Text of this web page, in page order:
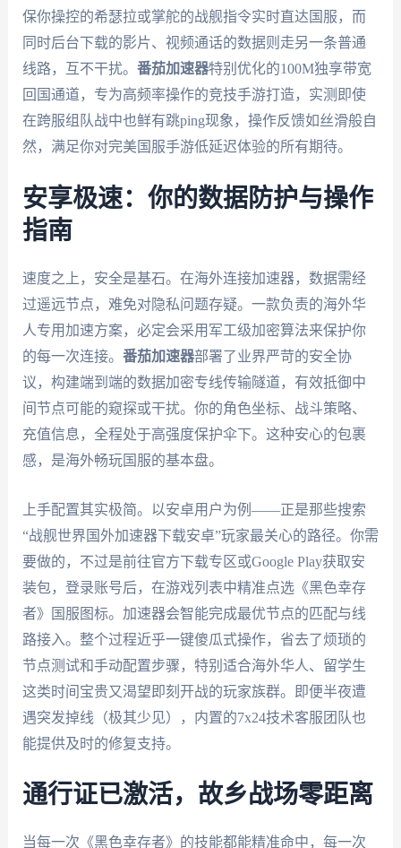
保你操控的希瑟拉或掌舵的战舰指令实时直达国服，而
同时后台下载的影片、视频通话的数据则走另一条普通
线路，互不干扰。 番茄加速器特别优化的100M独享带宽
回国通道，专为高频率操作的竞技手游打造，实测即使
在跨服组队战中也鲜有跳ping现象，操作反馈如丝滑般自
然，满足你对完美国服手游低延迟体验的所有期待。
安享极速：你的数据防护与操作
指南
速度之上，安全是基石。在海外连接加速器，数据需经
过遥远节点，难免对隐私问题存疑。一款负责的海外华
人专用加速方案，必定会采用军工级加密算法来保护你
的每一次连接。 番茄加速器部署了业界严苛的安全协
议，构建端到端的数据加密专线传输隧道，有效抵御中
间节点可能的窥探或干扰。你的角色坐标、战斗策略、
充值信息，全程处于高强度保护伞下。这种安心的包裹
感，是海外畅玩国服的基本盘。
上手配置其实极简。以安卓用户为例——正是那些搜索
“战舰世界国外加速器下载安卓”玩家最关心的路径。你需
要做的，不过是前往官方下载专区或Google Play获取安
装包，登录账号后，在游戏列表中精准点选《黑色幸存
者》国服图标。加速器会智能完成最优节点的匹配与线
路接入。整个过程近乎一键傻瓜式操作，省去了烦琐的
节点测试和手动配置步骤，特别适合海外华人、留学生
这类时间宝贵又渴望即刻开战的玩家族群。即便半夜遭
遇突发掉线（极其少见），内置的7x24技术客服团队也
能提供及时的修复支持。
通行证已激活，故乡战场零距离
当每一次《黑色幸存者》的技能都能精准命中，每一次